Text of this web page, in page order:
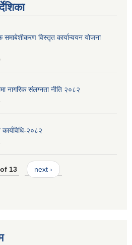
विस्तृत कार्यान्वयन योजना
नागरिक संलग्नता नीति २०८२
२०८२
13 next ›